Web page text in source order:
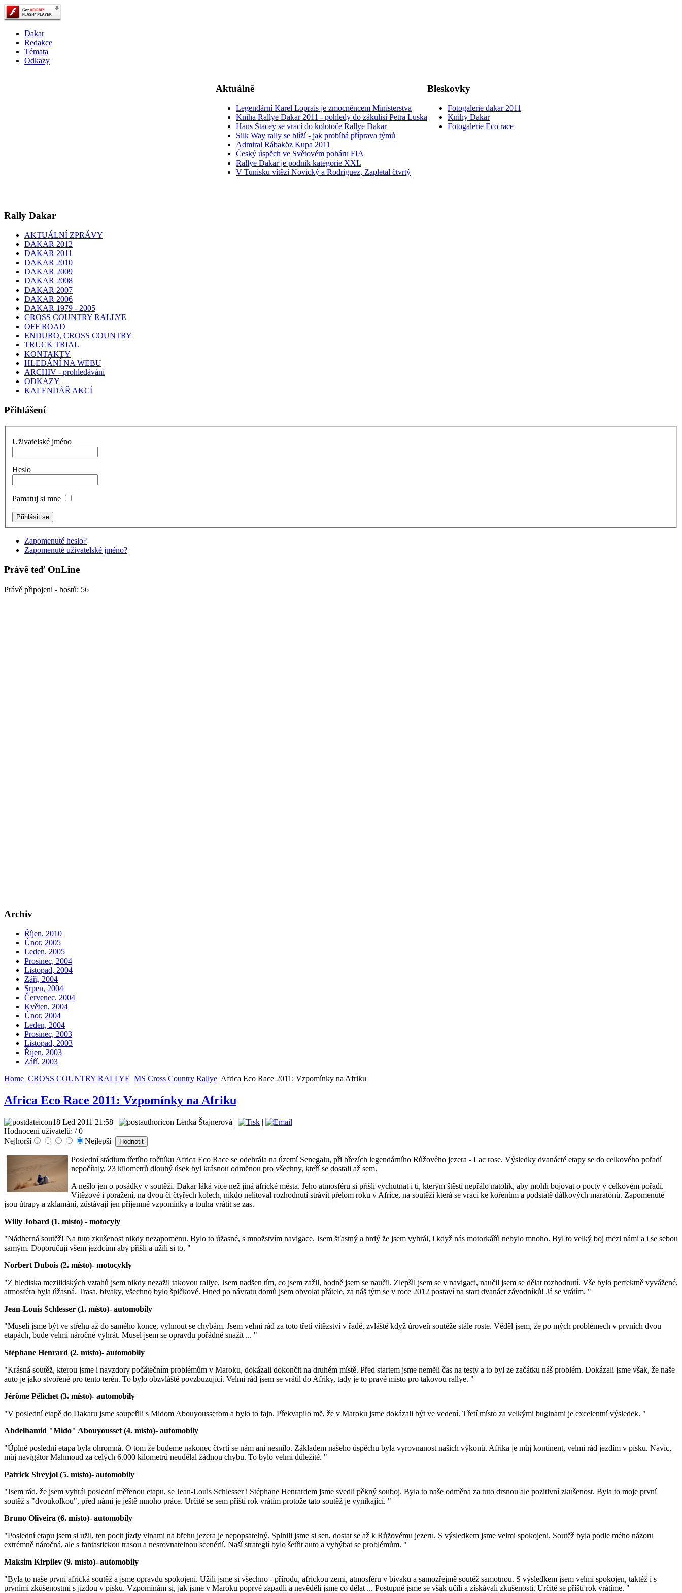
Dakar
Redakce
Témata
Odkazy
Aktuálně
Legendární Karel Loprais je zmocněncem Ministerstva
Kniha Rallye Dakar 2011 - pohledy do zákulisí Petra Luska
Hans Stacey se vrací do kolotoče Rallye Dakar
Silk Way rally se blíží - jak probíhá příprava týmů
Admiral Rábaköz Kupa 2011
Český úspěch ve Světovém poháru FIA
Rallye Dakar je podnik kategorie XXL
V Tunisku vítězí Novický a Rodriguez, Zapletal čtvrtý
Bleskovky
Fotogalerie dakar 2011
Knihy Dakar
Fotogalerie Eco race
Rally Dakar
AKTUÁLNÍ ZPRÁVY
DAKAR 2012
DAKAR 2011
DAKAR 2010
DAKAR 2009
DAKAR 2008
DAKAR 2007
DAKAR 2006
DAKAR 1979 - 2005
CROSS COUNTRY RALLYE
OFF ROAD
ENDURO, CROSS COUNTRY
TRUCK TRIAL
KONTAKTY
HLEDÁNÍ NA WEBU
ARCHIV - prohledávání
ODKAZY
KALENDÁŘ AKCÍ
Přihlášení
Uživatelské jméno
Heslo
Pamatuj si mne
Zapomenuté heslo?
Zapomenuté uživatelské jméno?
Právě teď OnLine
Právě připojeni - hostů: 56
Archiv
Říjen, 2010
Únor, 2005
Leden, 2005
Prosinec, 2004
Listopad, 2004
Září, 2004
Srpen, 2004
Červenec, 2004
Květen, 2004
Únor, 2004
Leden, 2004
Prosinec, 2003
Listopad, 2003
Říjen, 2003
Září, 2003
Home CROSS COUNTRY RALLYE MS Cross Country Rallye Africa Eco Race 2011: Vzpomínky na Afriku
Africa Eco Race 2011: Vzpomínky na Afriku
18 Led 2011 21:58 | Lenka Štajnerová |
|
Hodnocení uživatelů: / 0
Nejhorší
Nejlepší
Poslední stádium třetího ročníku Africa Eco Race se odehrála na území Senegalu, při březích legendárního Růžového jezera - Lac rose. Výsledky dvanácté etapy se do celkového pořadí
nepočítaly, 23 kilometrů dlouhý úsek byl krásnou odměnou pro všechny, kteří se dostali až sem.
A nešlo jen o posádky v soutěži. Dakar láká více než jiná africké města. Jeho atmosféru si přišli vychutnat i ti, kterým štěstí nepřálo natolik, aby mohli bojovat o pocty v celkovém pořadí.
Vítězové i poražení, na dvou či čtyřech kolech, nikdo nelitoval rozhodnutí strávit přelom roku v Africe, na soutěži která se vrací ke kořenům a podstatě dálkových maratónů. Zapomenuté
jsou útrapy a zklamání, zůstávají jen příjemné vzpomínky a touha vrátit se zas.
Willy Jobard (1. místo) - motocyly
"Nádherná soutěž! Na tuto zkušenost nikdy nezapomenu. Bylo to úžasné, s množstvím navigace. Jsem šťastný a hrdý že jsem vyhrál, i když nás motorkářů nebylo mnoho. Byl to velký boj mezi námi a i se sebou
samým. Doporučuji všem jezdcům aby přišli a užili si to. "
Norbert Dubois (2. místo)- motocykly
"Z hlediska mezilidských vztahů jsem nikdy nezažil takovou rallye. Jsem nadšen tím, co jsem zažil, hodně jsem se naučil. Zlepšil jsem se v navigaci, naučil jsem se dělat rozhodnutí. Vše bylo perfektně vyvážené,
atmosféra byla úžasná. Trasa, bivaky, všechno bylo špičkové. Hned po návratu domů jsem obvolat přátele, za náš tým se v roce 2012 postaví na start dvanáct závodníků! Já se vrátím. "
Jean-Louis Schlesser (1. místo)- automobily
"Museli jsme být ve střehu až do samého konce, vyhnout se chybám. Jsem velmi rád za toto třetí vítězství v řadě, zvláště když úroveň soutěže stále roste. Věděl jsem, že po mých problémech v prvních dvou
etapách, bude velmi náročné vyhrát. Musel jsem se opravdu pořádně snažit ... "
Stéphane Henrard (2. místo)- automobily
"Krásná soutěž, kterou jsme i navzdory počátečním problémům v Maroku, dokázali dokončit na druhém místě. Před startem jsme neměli čas na testy a to byl ze začátku náš problém. Dokázali jsme však, že naše
auto je jako stvořené pro tento terén. To bylo obzvláště povzbuzující. Velmi rád jsem se vrátil do Afriky, tady je to pravé místo pro takovou rallye. "
Jérôme Pélichet (3. místo)- automobily
"V poslední etapě do Dakaru jsme soupeřili s Midom Abouyoussefom a bylo to fajn. Překvapilo mě, že v Maroku jsme dokázali být ve vedení. Třetí místo za velkými buginami je excelentní výsledek. "
Abdelhamid "Mido" Abouyoussef (4. místo)- automobily
"Úplně poslední etapa byla ohromná. O tom že budeme nakonec čtvrtí se nám ani nesnilo. Základem našeho úspěchu byla vyrovnanost našich výkonů. Afrika je můj kontinent, velmi rád jezdím v písku. Navíc,
můj navigátor Mahmoud za celých 6.000 kilometrů neudělal žádnou chybu. To bylo velmi důležité. "
Patrick Sireyjol (5. místo)- automobily
"Jsem rád, že jsem vyhrál poslední měřenou etapu, se Jean-Louis Schlesser i Stéphane Henrardem jsme svedli pěkný souboj. Byla to naše odměna za tuto drsnou ale pozitivní zkušenost. Byla to moje první
soutěž s "dvoukolkou", před námi je ještě mnoho práce. Určitě se sem příští rok vrátím protože tato soutěž je vynikající. "
Bruno Oliveira (6. místo)- automobily
"Poslední etapu jsem si užil, ten pocit jízdy vlnami na břehu jezera je nepopsatelný. Splnili jsme si sen, dostat se až k Růžovému jezeru. S výsledkem jsme velmi spokojeni. Soutěž byla podle mého názoru
extrémně náročná, ale s fantastickou trasou a nesrovnatelnou scenérií. Naší strategií bylo šetřit auto a vyhýbat se problémům. "
Maksim Kirpilev (9. místo)- automobily
"Byla to naše první africká soutěž a jsme opravdu spokojeni. Užili jsme si všechno - přírodu, africkou zemi, atmosféru v bivaku a samozřejmě soutěž samotnou. S výsledkem jsem velmi spokojen, taktéž i s
prvními zkušenostmi s jízdou v písku. Vzpomínám si, jak jsme v Maroku poprvé zapadli a nevěděli jsme co dělat ... Postupně jsme se však učili a získávali zkušenosti. Určitě se příští rok vrátíme. "